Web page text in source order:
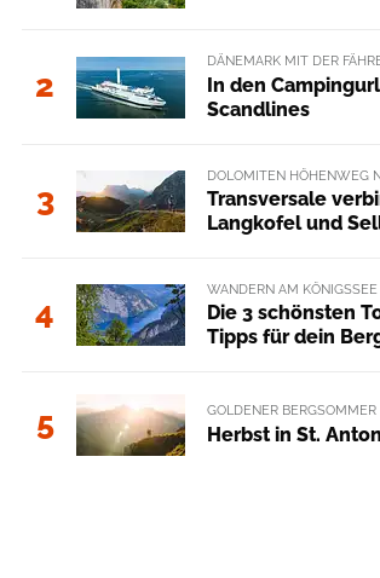
2
DÄNEMARK MIT DER
In den
Scandlines
3
DOLOMITEN HÖHENWEG
Transversale
Langkofel und
4
WANDERN AM KÖNIGSSEE
Die 3 schönsten
Tipps für dein
5 GOLDENER BERGSOMMER
Herbst in St.